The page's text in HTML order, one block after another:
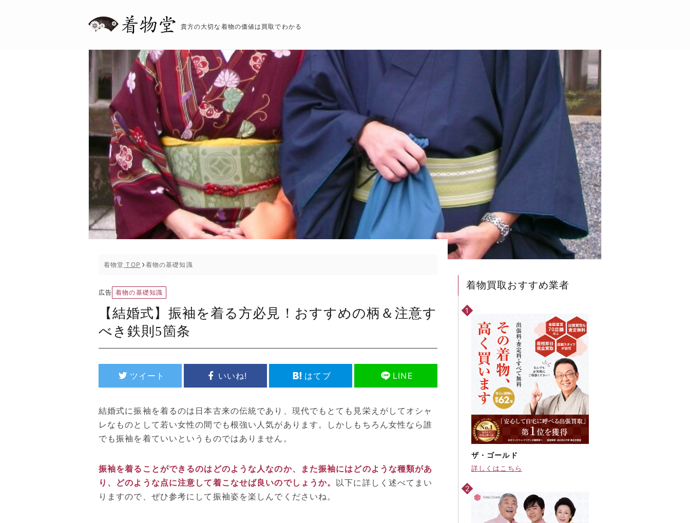
貴方の大切な着物の価値は買取でわかる
着物堂 TOP 着物の基礎知識
広告 着物の基礎知識
【結婚式】振袖を着る方必見！おすすめの柄＆注意す
べき鉄則5箇条
ツイート いいね! はてブ LINE
結婚式に振袖を着るのは日本古来の伝統であり、現代でもとても見栄えがしてオシャ
レなものとして若い女性の間でも根強い人気があります。しかしもちろん女性なら誰
でも振袖を着ていいというものではありません。
振袖を着ることができるのはどのような人なのか、また振袖にはどのような種類があ
り、どのような点に注意して着こなせば良いのでしょうか。 以下に詳しく述べてまい
りますので、ぜひ参考にして振袖姿を楽しんでくださいね。
着物買取おすすめ業者
ザ・ゴールド
詳しくはこちら